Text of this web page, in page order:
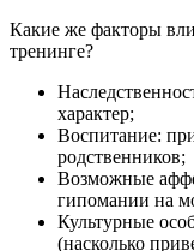
Какие же факторы
тренинге?
характер;
Воспитание:
родственников;
Возможные
гипомании на
Культурные
(насколько